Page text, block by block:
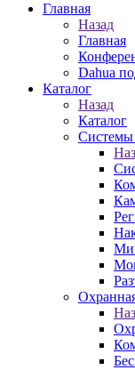
Главная
Назад
Главная
Dahua
Каталог
Назад
Каталог
Системы